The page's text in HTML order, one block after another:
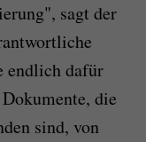
sagt der
endlich dafür
die
sind, von